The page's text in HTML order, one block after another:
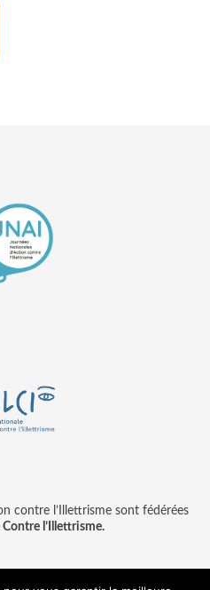
contre l’Illettrisme sont fédérées
Contre l’Illettrisme.